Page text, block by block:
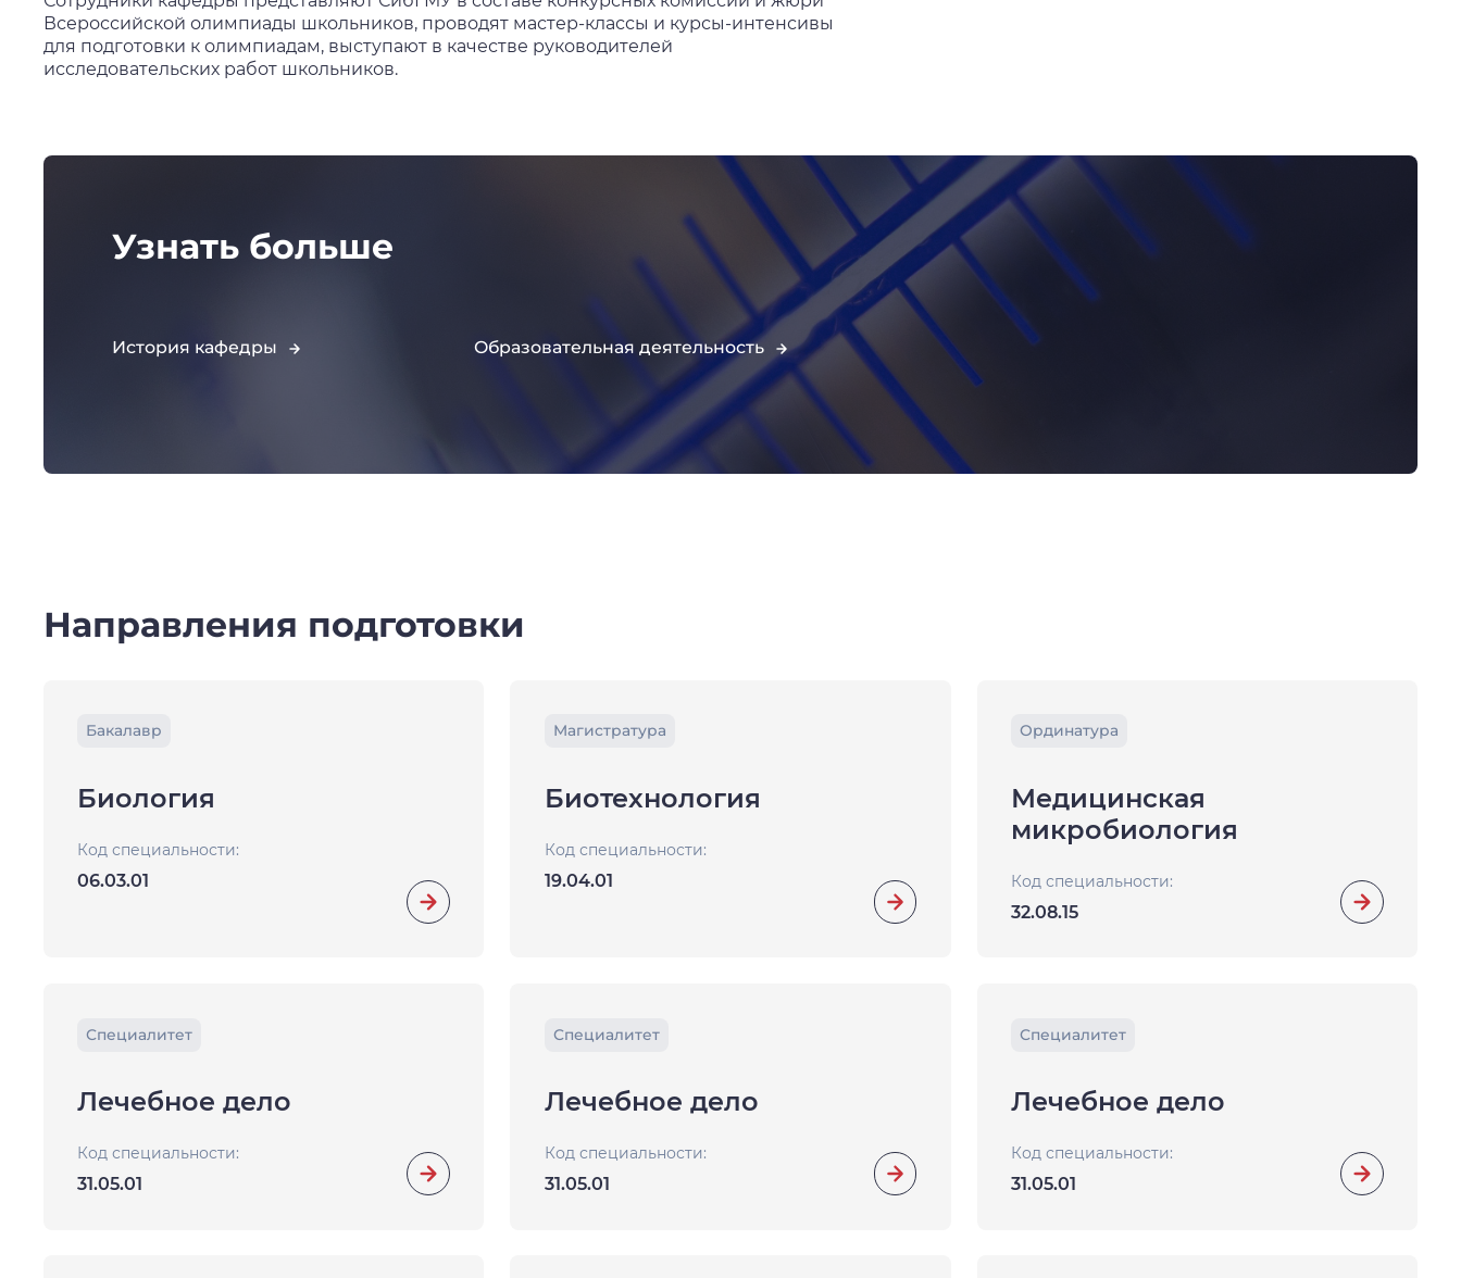
Всероссийской олимпиады школьников, проводят мастер-классы и курсы-интенсивы
для подготовки к олимпиадам, выступают в качестве руководителей
исследовательских работ школьников.
Узнать больше
История кафедры Образовательная деятельность
Направления подготовки
Бакалавр
Биология
Код специальности:
06.03.01
Магистратура
Биотехнология
Код специальности:
19.04.01
Ординатура
Медицинская
микробиология
Код специальности:
32.08.15
Специалитет
Лечебное дело
Код специальности:
31.05.01
Специалитет
Лечебное дело
Код специальности:
31.05.01
Специалитет
Лечебное дело
Код специальности:
31.05.01